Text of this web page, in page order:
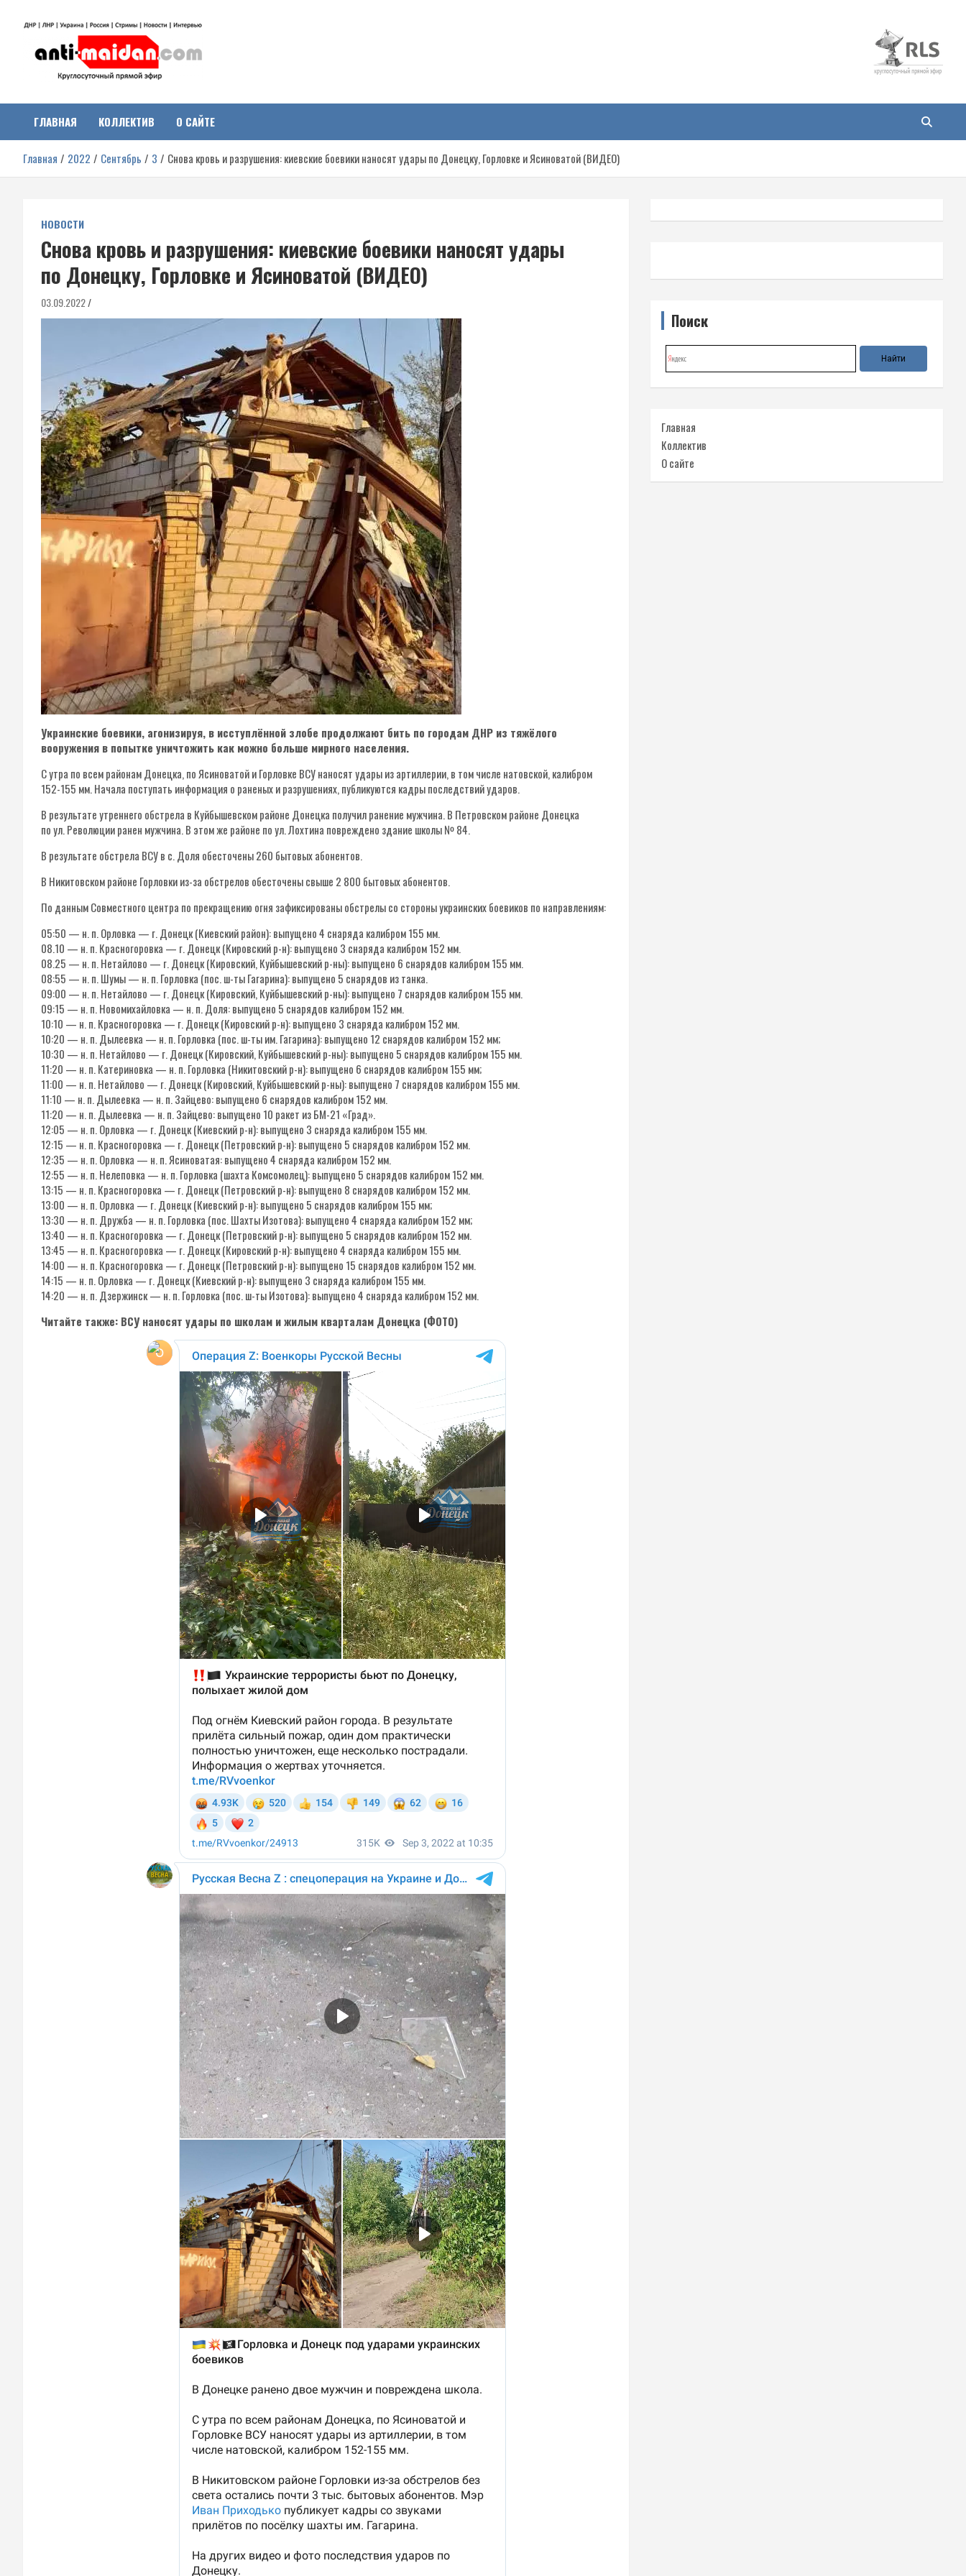
Антимайдан:
Гражданская война на
Украине
о гражданской войне на Украине, включая события в Новороссии,
ДНР, ЛНР и других регионах.
ГЛАВНАЯ КОЛЛЕКТИВ О САЙТЕ
Главная 2022 Сентябрь 3 Снова кровь и разрушения: киевские боевики наносят удары по Донецку, Горловке и Ясиноватой (ВИДЕО)
НОВОСТИ
Снова кровь и разрушения: киевские боевики наносят удары
по Донецку, Горловке и Ясиноватой (ВИДЕО)
03.09.2022
Украинские боевики, агонизируя, в исступлённой злобе продолжают бить по городам ДНР из тяжёлого
вооружения в попытке уничтожить как можно больше мирного населения.
С утра по всем районам Донецка, по Ясиноватой и Горловке ВСУ наносят удары из артиллерии, в том числе натовской, калибром
152-155 мм. Начала поступать информация о раненых и разрушениях, публикуются кадры последствий ударов.
В результате утреннего обстрела в Куйбышевском районе Донецка получил ранение мужчина. В Петровском районе Донецка
по ул. Революции ранен мужчина. В этом же районе по ул. Лохтина повреждено здание школы № 84.
В результате обстрела ВСУ в с. Доля обесточены 260 бытовых абонентов.
В Никитовском районе Горловки из-за обстрелов обесточены свыше 2 800 бытовых абонентов.
По данным Совместного центра по прекращению огня зафиксированы обстрелы со стороны украинских боевиков по направлениям:
05:50 — н. п. Орловка — г. Донецк (Киевский район): выпущено 4 снаряда калибром 155 мм.
08.10 — н. п. Красногоровка — г. Донецк (Кировский р-н): выпущено 3 снаряда калибром 152 мм.
08.25 — н. п. Нетайлово — г. Донецк (Кировский, Куйбышевский р-ны): выпущено 6 снарядов калибром 155 мм.
08:55 — н. п. Шумы — н. п. Горловка (пос. ш-ты Гагарина): выпущено 5 снарядов из танка.
09:00 — н. п. Нетайлово — г. Донецк (Кировский, Куйбышевский р-ны): выпущено 7 снарядов калибром 155 мм.
09:15 — н. п. Новомихайловка — н. п. Доля: выпущено 5 снарядов калибром 152 мм.
10:10 — н. п. Красногоровка — г. Донецк (Кировский р-н): выпущено 3 снаряда калибром 152 мм.
10:20 — н. п. Дылеевка — н. п. Горловка (пос. ш-ты им. Гагарина): выпущено 12 снарядов калибром 152 мм;
10:30 — н. п. Нетайлово — г. Донецк (Кировский, Куйбышевский р-ны): выпущено 5 снарядов калибром 155 мм.
11:20 — н. п. Катериновка — н. п. Горловка (Никитовский р-н): выпущено 6 снарядов калибром 155 мм;
11:00 — н. п. Нетайлово — г. Донецк (Кировский, Куйбышевский р-ны): выпущено 7 снарядов калибром 155 мм.
11:10 — н. п. Дылеевка — н. п. Зайцево: выпущено 6 снарядов калибром 152 мм.
11:20 — н. п. Дылеевка — н. п. Зайцево: выпущено 10 ракет из БМ-21 «Град».
12:05 — н. п. Орловка — г. Донецк (Киевский р-н): выпущено 3 снаряда калибром 155 мм.
12:15 — н. п. Красногоровка — г. Донецк (Петровский р-н): выпущено 5 снарядов калибром 152 мм.
12:35 — н. п. Орловка — н. п. Ясиноватая: выпущено 4 снаряда калибром 152 мм.
12:55 — н. п. Нелеповка — н. п. Горловка (шахта Комсомолец): выпущено 5 снарядов калибром 152 мм.
13:15 — н. п. Красногоровка — г. Донецк (Петровский р-н): выпущено 8 снарядов калибром 152 мм.
13:00 — н. п. Орловка — г. Донецк (Киевский р-н): выпущено 5 снарядов калибром 155 мм;
13:30 — н. п. Дружба — н. п. Горловка (пос. Шахты Изотова): выпущено 4 снаряда калибром 152 мм;
13:40 — н. п. Красногоровка — г. Донецк (Петровский р-н): выпущено 5 снарядов калибром 152 мм.
13:45 — н. п. Красногоровка — г. Донецк (Кировский р-н): выпущено 4 снаряда калибром 155 мм.
14:00 — н. п. Красногоровка — г. Донецк (Петровский р-н): выпущено 15 снарядов калибром 152 мм.
14:15 — н. п. Орловка — г. Донецк (Киевский р-н): выпущено 3 снаряда калибром 155 мм.
14:20 — н. п. Дзержинск — н. п. Горловка (пос. ш-ты Изотова): выпущено 4 снаряда калибром 152 мм.
Читайте также: ВСУ наносят удары по школам и жилым кварталам Донецка (ФОТО)
Поиск
Главная
Коллектив
О сайте